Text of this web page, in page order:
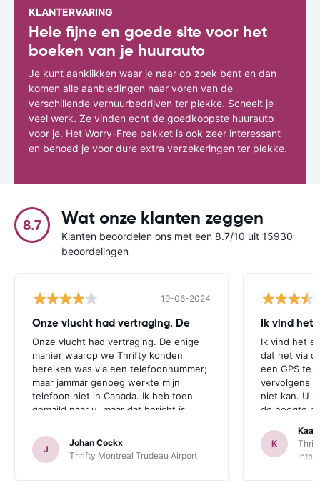
KLANTERVARING
Hele fijne en goede site voor het
boeken van je huurauto
Je kunt aanklikken waar je naar op zoek bent en dan
komen alle aanbiedingen naar voren van de
verschillende verhuurbedrijven ter plekke. Scheelt je
veel werk. Ze vinden echt de goedkoopste huurauto
voor je. Het Worry-Free pakket is ook zeer interessant
en behoed je voor dure extra verzekeringen ter plekke.
8.7 Wat onze klanten zeggen
Klanten beoordelen ons met een 8.7/10 uit 15930
beoordelingen
19-06-2024
Onze vlucht had vertraging. De
Onze vlucht had vertraging. De enige
manier waarop we Thrifty konden
bereiken was via een telefoonnummer;
maar jammar genoeg werkte mijn
telefoon niet in Canada. Ik heb toen
gemaild naar u, maar dat bericht is
Deze opmerking geldt zowel voor
Thrifte als voor u: het zou fijn zijn om
op een andere manier contact te
J
Johan Cockx
Thrifty Montreal Trudeau Airport
Ik vind het
Ik vind het
dat het via
een GPS te
vervolgens
niet kan. U
de hoogte
een GPS bij
is. Dan
K
Kaat